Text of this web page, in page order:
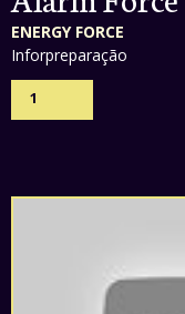
ENERGY FORCE
Inforpreparação
1